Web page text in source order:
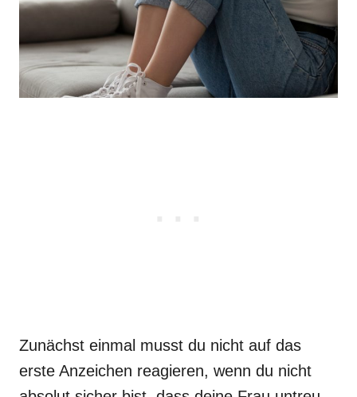
Zunächst einmal musst du nicht auf das
erste Anzeichen reagieren, wenn du nicht